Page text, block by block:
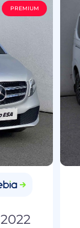
PREMIUM
2022